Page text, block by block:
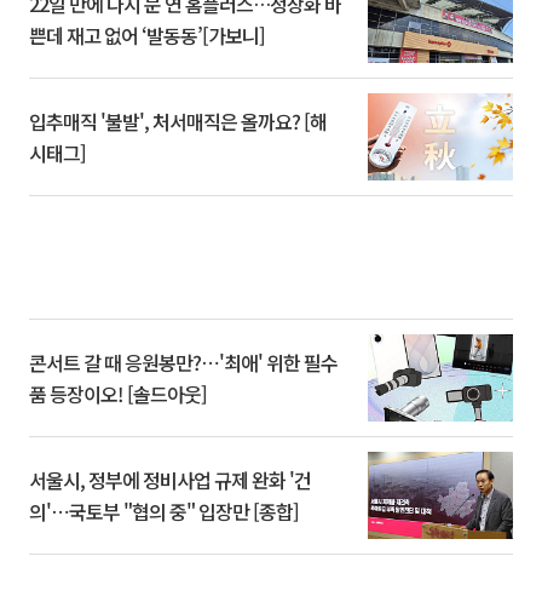
쁜데 재고 없어 ‘발동동’[가보니]
입추매직 '불발', 처서매직은 올까요? [해
시태그]
콘서트 갈 때 응원봉만?⋯'최애' 위한 필수
품 등장이오! [솔드아웃]
서울시, 정부에 정비사업 규제 완화 '건
의'⋯국토부 "협의 중" 입장만 [종합]